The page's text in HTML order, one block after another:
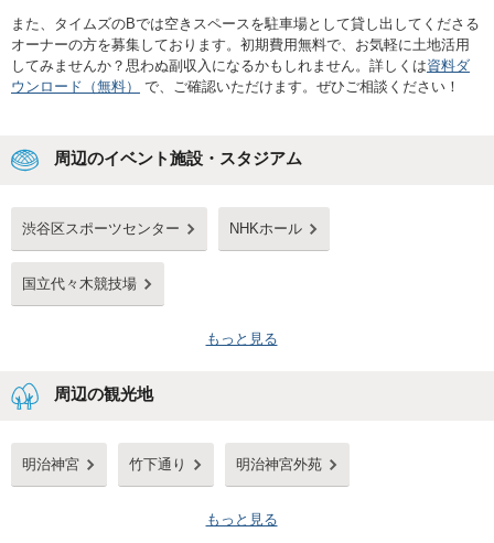
また、タイムズのBでは空きスペースを駐車場として貸し出してくださる
オーナーの方を募集しております。初期費用無料で、お気軽に土地活用
してみませんか？思わぬ副収入になるかもしれません。詳しくは資料ダ
ウンロード（無料）
で、ご確認いただけます。ぜひご相談ください！
周辺のイベント施設・スタジアム
渋谷区スポーツセンター NHKホール
国立代々木競技場
もっと見る
周辺の観光地
明治神宮 竹下通り 明治神宮外苑
もっと見る